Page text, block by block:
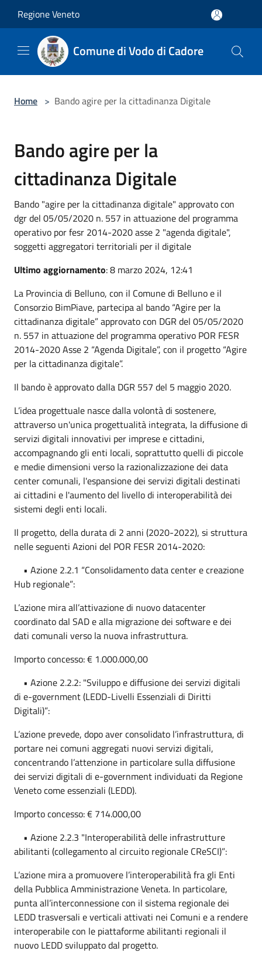
Regione Veneto
Comune di Vodo di Cadore
Home > Bando agire per la cittadinanza Digitale
Bando agire per la
cittadinanza Digitale
Bando "agire per la cittadinanza digitale" approvato con
dgr del 05/05/2020 n. 557 in attuazione del programma
operativo por fesr 2014-2020 asse 2 "agenda digitale",
soggetti aggregatori territoriali per il digitale
Ultimo aggiornamento: 8 marzo 2024, 12:41
La Provincia di Belluno, con il Comune di Belluno e il
Consorzio BimPiave, partecipa al bando “Agire per la
cittadinanza digitale” approvato con DGR del 05/05/2020
n. 557 in attuazione del programma operativo POR FESR
2014-2020 Asse 2 “Agenda Digitale”, con il progetto “Agire
per la cittadinanza digitale”.
Il bando è approvato dalla DGR 557 del 5 maggio 2020.
L’idea progettuale nasce dalla volontà di sostenere,
attraverso un'unica progettualità integrata, la diffusione di
servizi digitali innovativi per imprese e cittadini,
accompagnando gli enti locali, soprattutto quelli di piccole
e medie dimensioni verso la razionalizzazione dei data
center comunali, l'espansione dei servizi digitali destinati
ai cittadini e l'aumento del livello di interoperabilità dei
sistemi degli enti locali.
Il progetto, della durata di 2 anni (2020-2022), si struttura
nelle seguenti Azioni del POR FESR 2014-2020:
• Azione 2.2.1 “Consolidamento data center e creazione
Hub regionale”:
L’azione mira all’attivazione di nuovo datacenter
coordinato dal SAD e alla migrazione dei software e dei
dati comunali verso la nuova infrastruttura.
Importo concesso: € 1.000.000,00
• Azione 2.2.2: "Sviluppo e diffusione dei servizi digitali
di e-government (LEDD-Livelli Essenziali di Diritti
Digitali)”:
L’azione prevede, dopo aver consolidato l’infrastruttura, di
portare nei comuni aggregati nuovi servizi digitali,
concentrando l’attenzione in particolare sulla diffusione
dei servizi digitali di e-government individuati da Regione
Veneto come essenziali (LEDD).
Importo concesso: € 714.000,00
• Azione 2.2.3 "Interoperabilità delle infrastrutture
abilitanti (collegamento al circuito regionale CReSCI)”:
L’azione mira a promuovere l’interoperabilità fra gli Enti
della Pubblica Amministrazione Veneta. In particolare,
punta all’interconnessione con il sistema regionale dei
LEDD trasversali e verticali attivati nei Comuni e a rendere
interoperabile con le piattaforme abilitanti regionali il
nuovo LEDD sviluppato dal progetto.